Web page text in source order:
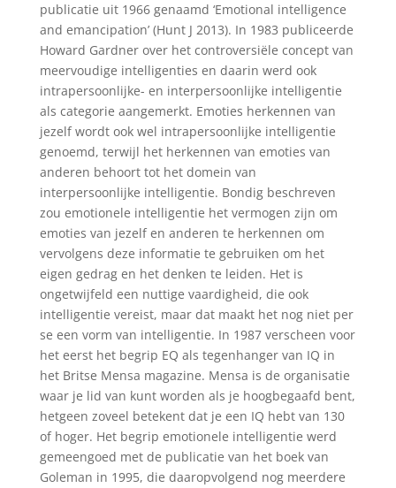
publicatie uit 1966 genaamd ‘Emotional intelligence
and emancipation’ (Hunt J 2013). In 1983 publiceerde
Howard Gardner over het controversiële concept van
meervoudige intelligenties en daarin werd ook
intrapersoonlijke- en interpersoonlijke intelligentie
als categorie aangemerkt. Emoties herkennen van
jezelf wordt ook wel intrapersoonlijke intelligentie
genoemd, terwijl het herkennen van emoties van
anderen behoort tot het domein van
interpersoonlijke intelligentie. Bondig beschreven
zou emotionele intelligentie het vermogen zijn om
emoties van jezelf en anderen te herkennen om
vervolgens deze informatie te gebruiken om het
eigen gedrag en het denken te leiden. Het is
ongetwijfeld een nuttige vaardigheid, die ook
intelligentie vereist, maar dat maakt het nog niet per
se een vorm van intelligentie. In 1987 verscheen voor
het eerst het begrip EQ als tegenhanger van IQ in
het Britse Mensa magazine. Mensa is de organisatie
waar je lid van kunt worden als je hoogbegaafd bent,
hetgeen zoveel betekent dat je een IQ hebt van 130
of hoger. Het begrip emotionele intelligentie werd
gemeengoed met de publicatie van het boek van
Goleman in 1995, die daaropvolgend nog meerdere